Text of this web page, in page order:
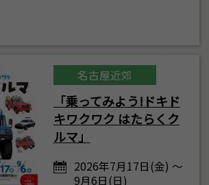
名古屋近郊
「乗ってみよう!ドキド
キワクワク はたらくク
ルマ」
2026年7月17日(金) ～
9月6日(日)